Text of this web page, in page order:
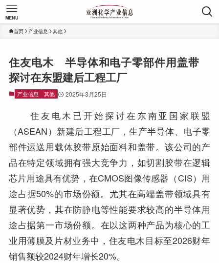
MENU
首页 产业信息 其他
住友电木 半导体和电子零部件用盖带
探讨在东盟建后工程工厂
产业信息 其他 2025年3月25日
住友电木已开始探讨在东南亚国家联盟
（ASEAN）新建后工程工厂，生产半导体、电子零
部件运送用载体胶带原始面料和盖带。该公司的产
品在特定领域拥有强大竞争力，如切割胶带在逻辑
芯片用途具有优势，在CMOS图像传感器（CIS）用
途占据50%的市场份额。尤其在高端盖带领域具有
显著优势，其在防静电等性能要求较高的半导体用
途占据第一市场份额。在以这两种产品为核心的工
业用薄膜及片材业务中，住友电木目标至2026财年
销售额较2024财年增长20%。